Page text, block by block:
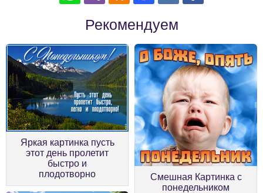
Рекомендуем
Яркая картинка пусть
этот день пролетит
быстро и
плодотворно
Смешная Картинка с
понедельником